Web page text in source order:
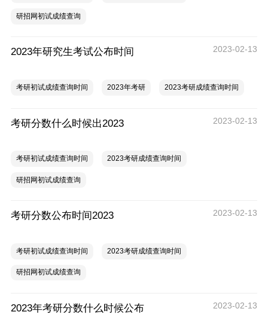
研招网初试成绩查询
2023年研究生考试公布时间 2023-02-13
考研初试成绩查询时间 2023年考研 2023考研成绩查询时间
考研分数什么时候出2023 2023-02-13
考研初试成绩查询时间 2023考研成绩查询时间
研招网初试成绩查询
考研分数公布时间2023 2023-02-13
考研初试成绩查询时间 2023考研成绩查询时间
研招网初试成绩查询
2023年考研分数什么时候公布 2023-02-13